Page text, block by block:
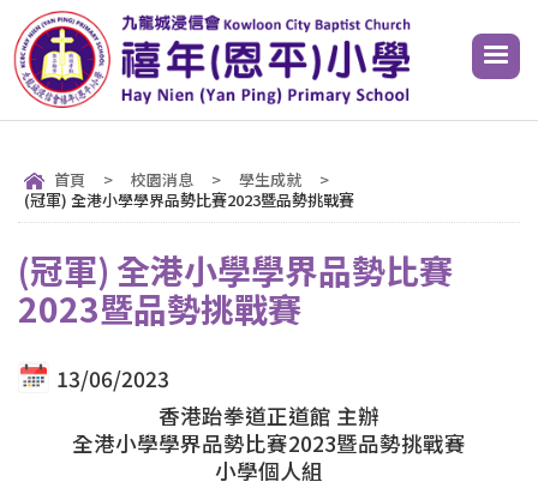
首頁 > 校園消息 > 學生成就
>
(冠軍) 全港小學學界品勢比賽2023暨品勢挑戰賽
(冠軍) 全港小學學界品勢比賽
2023暨品勢挑戰賽
13/06/2023
香港跆拳道正道館 主辦
全港小學學界品勢比賽2023暨品勢挑戰賽
小學個人組